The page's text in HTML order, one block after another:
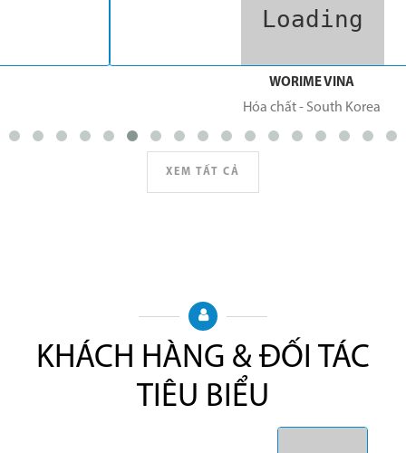
South Korea
XEM TẤT CẢ
KHÁCH HÀNG & ĐỐI TÁC
TIÊU BIỂU